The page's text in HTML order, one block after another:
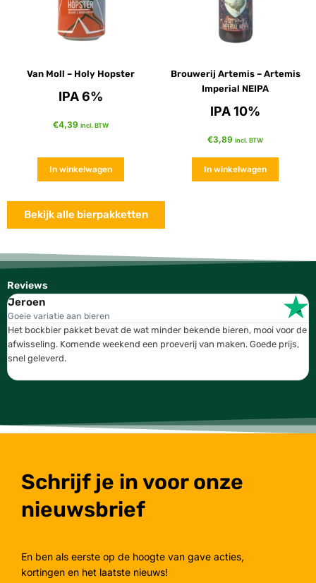
Van Moll – Holy Hopster
IPA 6%
€4,39 incl. BTW
In winkelwagen
Brouwerij Artemis – Artemis
Imperial NEIPA
IPA 10%
€3,89 incl. BTW
In winkelwagen
Bekijk alle bierpakketten
Reviews
Jeroen
Goeie variatie aan bieren
Het bockbier pakket bevat de wat minder bekende bieren, mooi voor de
afwisseling. Komende weekend een proeverij van maken. Goede prijs,
snel geleverd.
Schrijf je in voor onze
nieuwsbrief
En ben als eerste op de hoogte van gave acties,
kortingen en het laatste nieuws!